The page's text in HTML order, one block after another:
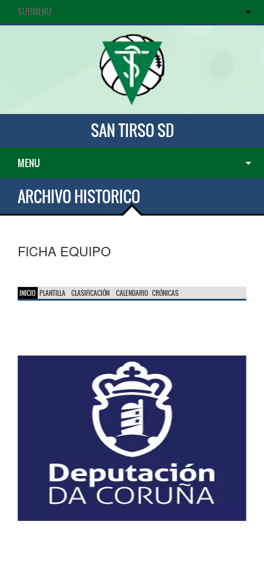
SUBMENU
SAN TIRSO SD
MENU
ARCHIVO HISTORICO
FICHA EQUIPO
INICIO PLANTILLA CLASIFICACIÓN CALENDARIO CRÓNICAS